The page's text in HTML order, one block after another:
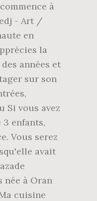
à
- Art /
en
la
années et
sur son
Si vous avez
3 enfants,
Vous serez
avait
née à Oran
cuisine